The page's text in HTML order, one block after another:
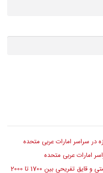
در سراسر امارات عربی متحده
امارات عربی متحده
استخدام در عرشه کشتی و قایق تفریحی بین 1700 تا 2000